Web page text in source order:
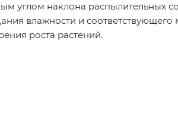
углом наклона распылительных
влажности и соответствующего
роста растений.